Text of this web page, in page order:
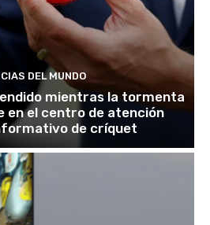
DEL MUNDO
mientras la tormenta
en el centro de atención
de críquet